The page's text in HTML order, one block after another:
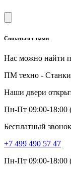
Связаться с нами
Нас можно найти
ПМ техно -
Наши двери
Пн-Пт 09:00-18:00
Бесплатный
+7 499 490 57 47
Пн-Пт 09:00-18:00